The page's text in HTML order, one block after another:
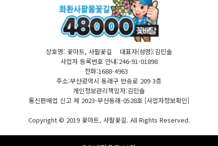
상호명: 꽃마트, 사팔꽃길 대표자(성명):김민솔
사업자 등록번호 안내:246-91-01898
전화:1688-4963
주소:부산광역시 동래구 반송로 209 3층
개인정보관리책임자:김민솔
통신판매업 신고 제 2023-부산동래-0528호 [사업자정보확인]
Copyright © 2019 꽃마트, 사팔꽃길. All Rights Reserved.